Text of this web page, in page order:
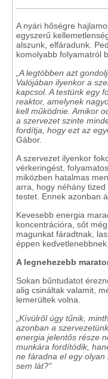
A nyári hőségre
egyszerű
alszunk, elfáradunk.
komolyabb folyamatról
„A legtöbben azt
Valójában ilyenkor a
kapcsol. A testünk egy
reaktor, amelynek
kell működnie. Amikor
a szervezet szinte
fordítja, hogy ezt az
Gábor.
A szervezet ilyenkor
vérkeringést,
miközben hatalmas
arra, hogy néhány
testet. Ennek azonban
Kevesebb energia
koncentrációra, sőt
magunkat fáradtnak,
éppen kedvetlenebbnek.
A legnehezebb
Sokan bűntudatot
alig csináltak valamit,
lemerültek volna.
„Kívülről úgy tűnik,
azonban a
energia jelentős része
munkára fordítódik,
ne fáradna el egy
sem lát?"